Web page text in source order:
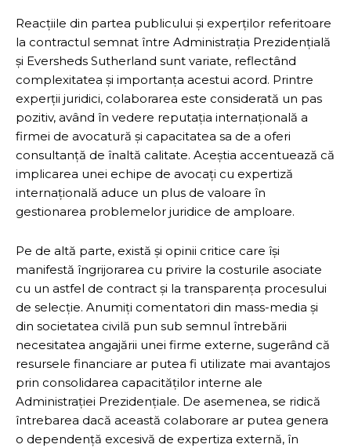
Reacțiile din partea publicului și experților referitoare
la contractul semnat între Administrația Prezidențială
și Eversheds Sutherland sunt variate, reflectând
complexitatea și importanța acestui acord. Printre
experții juridici, colaborarea este considerată un pas
pozitiv, având în vedere reputația internațională a
firmei de avocatură și capacitatea sa de a oferi
consultanță de înaltă calitate. Aceștia accentuează că
implicarea unei echipe de avocați cu expertiză
internațională aduce un plus de valoare în
gestionarea problemelor juridice de amploare.
Pe de altă parte, există și opinii critice care își
manifestă îngrijorarea cu privire la costurile asociate
cu un astfel de contract și la transparența procesului
de selecție. Anumiți comentatori din mass-media și
din societatea civilă pun sub semnul întrebării
necesitatea angajării unei firme externe, sugerând că
resursele financiare ar putea fi utilizate mai avantajos
prin consolidarea capacităților interne ale
Administrației Prezidențiale. De asemenea, se ridică
întrebarea dacă această colaborare ar putea genera
o dependență excesivă de expertiza externă, în